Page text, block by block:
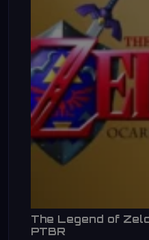
The Legend of
PTBR